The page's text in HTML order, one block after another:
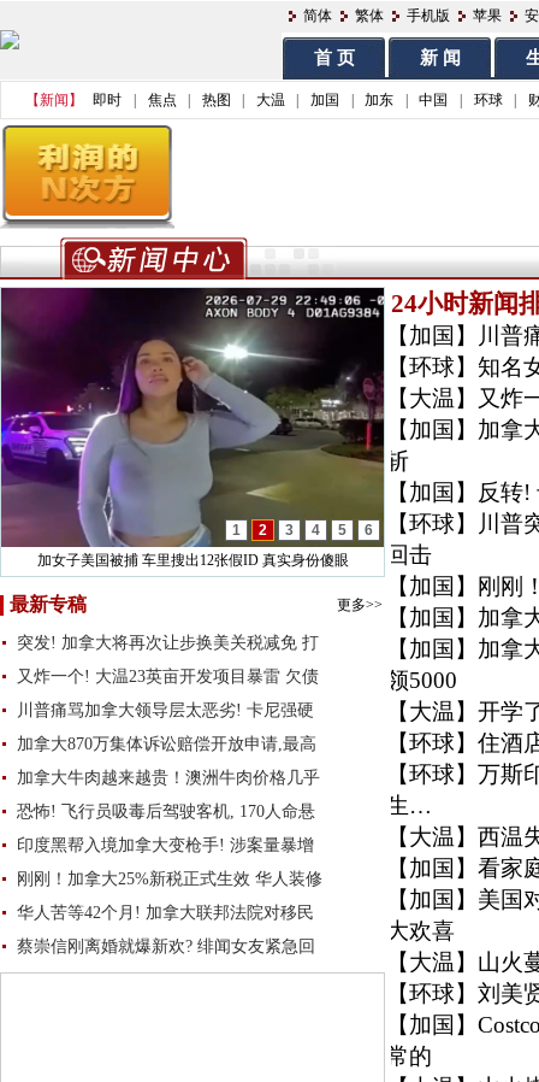
简体 繁体 手机版 苹果
首 页 新 闻
【新闻】 即时 焦点 热图 大温 加国 加东 中国 环球
1 2 3 4 5
6
突发! 加拿大将再次让步换美关税减免 打脸卡尼
最新专稿 更多>>
突发! 加拿大将再次让步换美关税减免 打
又炸一个! 大温23英亩开发项目暴雷 欠债
川普痛骂加拿大领导层太恶劣! 卡尼强硬
加拿大870万集体诉讼赔偿开放申请,最高
加拿大牛肉越来越贵！澳洲牛肉价格几乎
恐怖! 飞行员吸毒后驾驶客机, 170人命悬
印度黑帮入境加拿大变枪手! 涉案量暴增
刚刚！加拿大25%新税正式生效 华人装修
华人苦等42个月! 加拿大联邦法院对移民
蔡崇信刚离婚就爆新欢? 绯闻女友紧急回
24小时新闻
【加国】
川普
【环球】 知名
【大温】 又炸
【加国】 加拿
斩
【加国】 反转!
【环球】
川普
回击
【加国】
刚刚
【加国】 加拿
【加国】 加拿
领5000
【大温】 开学
【环球】 住酒
【环球】 万斯
生…
【大温】 西温
【加国】 看家
【加国】 美国
大欢喜
【大温】 山火
【环球】 刘美
【加国】
常的